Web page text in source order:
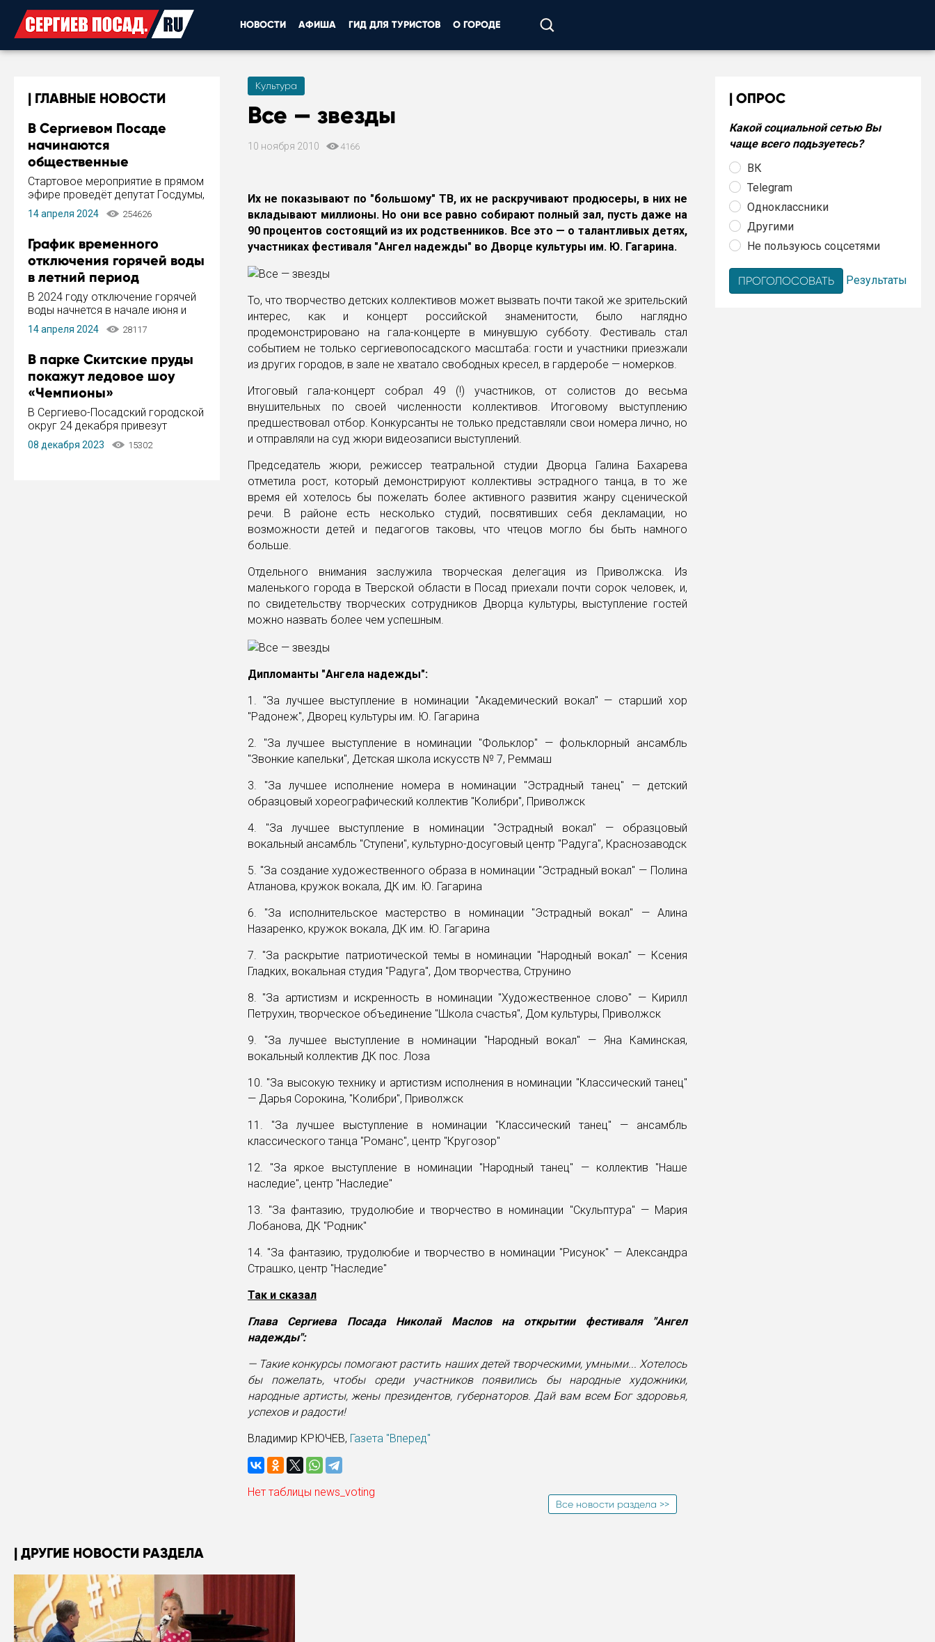
НОВОСТИ АФИША ГИД ДЛЯ ТУРИСТОВ О ГОРОДЕ
ГЛАВНЫЕ НОВОСТИ
В Сергиевом Посаде
начинаются
общественные
обсуждения Стратегии
развития города
Стартовое мероприятие в прямом
эфире проведёт депутат Госдумы,
инициатор и автор Концепции
развития Сергиева Посада и
Пахомов.
14 апреля 2024 254626
График временного
отключения горячей воды
в летний период
В 2024 году отключение горячей
воды начнется в начале июня и
завершится в конце августа.
Период отключения составит не
14 апреля 2024 28117
В парке Скитские пруды
покажут ледовое шоу
«Чемпионы»
В Сергиево-Посадский городской
округ 24 декабря привезут
ледовый тур «Чемпионы»
заслуженного мастера спорта,
08 декабря 2023 15302
Культура
Все — звезды
10 ноября 2010 4166
Их не показывают по "большому" ТВ, их не раскручивают продюсеры, в них не
вкладывают миллионы. Но они все равно собирают полный зал, пусть даже на
90 процентов состоящий из их родственников. Все это — о талантливых детях,
участниках фестиваля "Ангел надежды" во Дворце культуры им. Ю. Гагарина.
То, что творчество детских коллективов может вызвать почти такой же зрительский
интерес, как и концерт российской знаменитости, было наглядно
продемонстрировано на гала-концерте в минувшую субботу. Фестиваль стал
событием не только сергиевопосадского масштаба: гости и участники приезжали
из других городов, в зале не хватало свободных кресел, в гардеробе — номерков.
Итоговый гала-концерт собрал 49 (!) участников, от солистов до весьма
внушительных по своей численности коллективов. Итоговому выступлению
предшествовал отбор. Конкурсанты не только представляли свои номера лично, но
и отправляли на суд жюри видеозаписи выступлений.
Председатель жюри, режиссер театральной студии Дворца Галина Бахарева
отметила рост, который демонстрируют коллективы эстрадного танца, в то же
время ей хотелось бы пожелать более активного развития жанру сценической
речи. В районе есть несколько студий, посвятивших себя декламации, но
возможности детей и педагогов таковы, что чтецов могло бы быть намного
больше.
Отдельного внимания заслужила творческая делегация из Приволжска. Из
маленького города в Тверской области в Посад приехали почти сорок человек, и,
по свидетельству творческих сотрудников Дворца культуры, выступление гостей
можно назвать более чем успешным.
Дипломанты "Ангела надежды":
1. "За лучшее выступление в номинации "Академический вокал" — старший хор
"Радонеж", Дворец культуры им. Ю. Гагарина
2. "За лучшее выступление в номинации "Фольклор" — фольклорный ансамбль
"Звонкие капельки", Детская школа искусств № 7, Реммаш
3. "За лучшее исполнение номера в номинации "Эстрадный танец" — детский
образцовый хореографический коллектив "Колибри", Приволжск
4. "За лучшее выступление в номинации "Эстрадный вокал" — образцовый
вокальный ансамбль "Ступени", культурно-досуговый центр "Радуга", Краснозаводск
5. "За создание художественного образа в номинации "Эстрадный вокал" — Полина
Атланова, кружок вокала, ДК им. Ю. Гагарина
6. "За исполнительское мастерство в номинации "Эстрадный вокал" — Алина
Назаренко, кружок вокала, ДК им. Ю. Гагарина
7. "За раскрытие патриотической темы в номинации "Народный вокал" — Ксения
Гладких, вокальная студия "Радуга", Дом творчества, Струнино
8. "За артистизм и искренность в номинации "Художественное слово" — Кирилл
Петрухин, творческое объединение "Школа счастья", Дом культуры, Приволжск
9. "За лучшее выступление в номинации "Народный вокал" — Яна Каминская,
вокальный коллектив ДК пос. Лоза
10. "За высокую технику и артистизм исполнения в номинации "Классический танец"
— Дарья Сорокина, "Колибри", Приволжск
11. "За лучшее выступление в номинации "Классический танец" — ансамбль
классического танца "Романс", центр "Кругозор"
12. "За яркое выступление в номинации "Народный танец" — коллектив "Наше
наследие", центр "Наследие"
13. "За фантазию, трудолюбие и творчество в номинации "Скульптура" — Мария
Лобанова, ДК "Родник"
14. "За фантазию, трудолюбие и творчество в номинации "Рисунок" — Александра
Страшко, центр "Наследие"
Так и сказал
Глава Сергиева Посада Николай Маслов на открытии фестиваля "Ангел
надежды":
— Такие конкурсы помогают растить наших детей творческими, умными... Хотелось
бы пожелать, чтобы среди участников появились бы народные художники,
народные артисты, жены президентов, губернаторов. Дай вам всем Бог здоровья,
успехов и радости!
Владимир КРЮЧЕВ, Газета "Вперед"
Нет таблицы news_voting
Все новости раздела >>
ОПРОС
Какой социальной сетью Вы
чаще всего подьзуетесь?
ВК
Telegram
Одноклассники
Другими
Не пользуюсь соцсетями
Результаты
ДРУГИЕ НОВОСТИ РАЗДЕЛА